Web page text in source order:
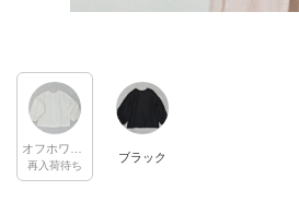
再入荷待ち
ブラック